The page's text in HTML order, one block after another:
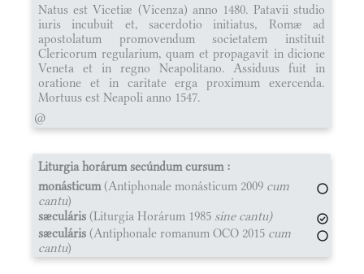
Natus est Vicetiæ (Vicenza) anno 1480. Patavii studio
iuris incubuit et, sacerdotio initiatus, Romæ ad
apostolatum promovendum societatem instituit
Clericorum regularium, quam et propagavit in dicione
Veneta et in regno Neapolitano. Assiduus fuit in
oratione et in caritate erga proximum exercenda.
Mortuus est Neapoli anno 1547.
@
Liturgia horárum secúndum cursum :
monásticum(Antiphonale monásticum 2009 cum
cantu)
sæculáris (Liturgia Horárum 1985 sine cantu)
sæculáris (Antiphonale romanum OCO 2015 cum
cantu)